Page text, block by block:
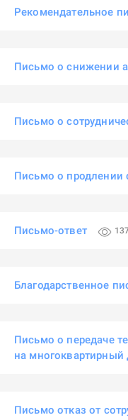
Рекомендательное
Письмо о снижении
Письмо о
Письмо о продлении
Письмо-ответ
Благодарственное
Письмо о передаче
на многоквартирный
Письмо отказ от